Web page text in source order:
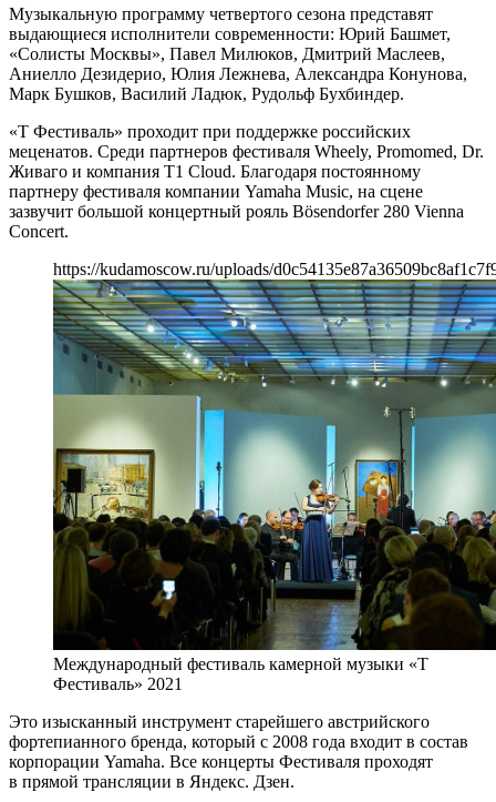
Музыкальную программу четвертого сезона представят
выдающиеся исполнители современности: Юрий Башмет,
«Солисты Москвы», Павел Милюков, Дмитрий Маслеев,
Аниелло Дезидерио, Юлия Лежнева, Александра Конунова,
Марк Бушков, Василий Ладюк, Рудольф Бухбиндер.
«Т Фестиваль» проходит при поддержке российских
меценатов. Среди партнеров фестиваля Wheely, Promomed, Dr.
Живаго и компания Т1 Cloud. Благодаря постоянному
партнеру фестиваля компании Yamaha Music, на сцене
зазвучит большой концертный рояль Bösendorfer 280 Vienna
Concert.
https://kudamoscow.ru/uploads/
Международный фестиваль камерной музыки «Т
Фестиваль» 2021
Это изысканный инструмент старейшего австрийского
фортепианного бренда, который с 2008 года входит в состав
корпорации Yamaha. Все концерты Фестиваля проходят
в прямой трансляции в Яндекс. Дзен.